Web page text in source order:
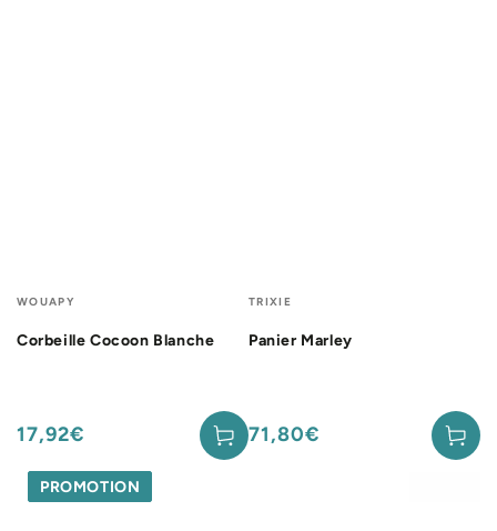
Fournisseur:
WOUAPY
Corbeille Cocoon Blanche
Prix
17,92€
Fournisseur:
TRIXIE
Panier Marley
Prix
71,80€
PROMOTION